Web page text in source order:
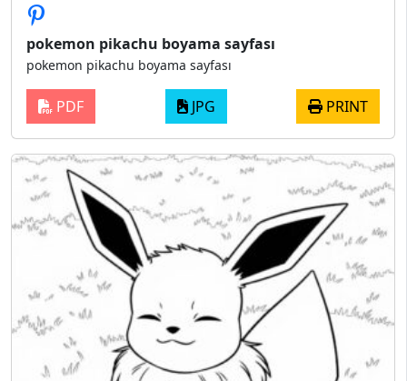
pokemon pikachu boyama sayfası
pokemon pikachu boyama sayfası
PDF JPG PRINT